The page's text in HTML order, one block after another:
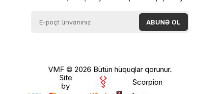
VMF © 2026 Bütün hüquqlar qorunur.
Site
by
Scorpion